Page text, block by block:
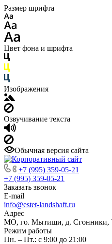
Размер шрифта
Цвет фона и шрифта
Изображения
Озвучивание текста
Обычная версия сайта
+7 (995) 359-05-21
+7 (995) 359-05-21
Заказать звонок
E-mail
info@estet-landshaft.ru
Адрес
МО, го. Мытищи, д. Сгонники,
Режим работы
Пн. – Пт.: с 9:00 до 21:00